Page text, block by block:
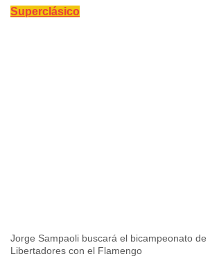
Superclásico
Jorge Sampaoli buscará el bicampeonato de
Libertadores con el Flamengo